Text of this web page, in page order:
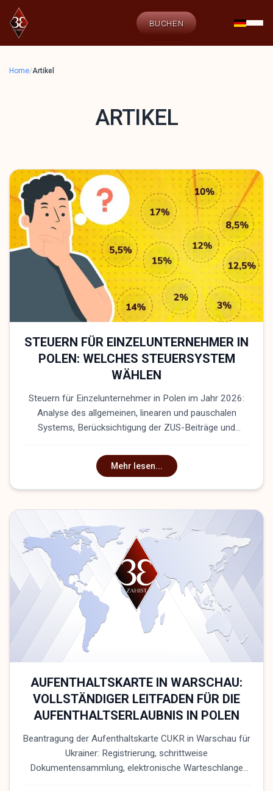
BUCHEN
Home/Artikel
ARTIKEL
STEUERN FÜR EINZELUNTERNEHMER IN
POLEN: WELCHES STEUERSYSTEM
WÄHLEN
Steuern für Einzelunternehmer in Polen im Jahr 2026:
Analyse des allgemeinen, linearen und pauschalen
Systems, Berücksichtigung der ZUS-Beiträge und
Anwaltskanzlei Zahist
Mehr lesen...
AUFENTHALTSKARTE IN WARSCHAU:
VOLLSTÄNDIGER LEITFADEN FÜR DIE
AUFENTHALTSERLAUBNIS IN POLEN
Beantragung der Aufenthaltskarte CUKR in Warschau für
Ukrainer: Registrierung, schrittweise
Dokumentensammlung, elektronische Warteschlange